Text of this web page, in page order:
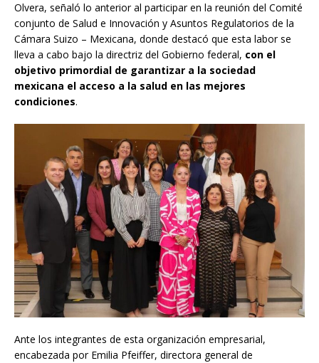
Olvera, señaló lo anterior al participar en la reunión del Comité
conjunto de Salud e Innovación y Asuntos Regulatorios de la
Cámara Suizo – Mexicana, donde destacó que esta labor se
lleva a cabo bajo la directriz del Gobierno federal, con el
objetivo primordial de garantizar a la sociedad
mexicana el acceso a la salud en las mejores
condiciones.
Ante los integrantes de esta organización empresarial,
encabezada por Emilia Pfeiffer, directora general de